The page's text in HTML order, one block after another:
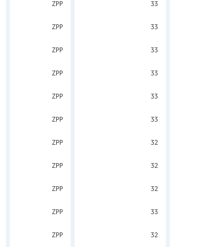
ZPP 33
ZPP 33
ZPP 33
ZPP 33
ZPP 33
ZPP 33
ZPP 32
ZPP 32
ZPP 32
ZPP 33
ZPP 32